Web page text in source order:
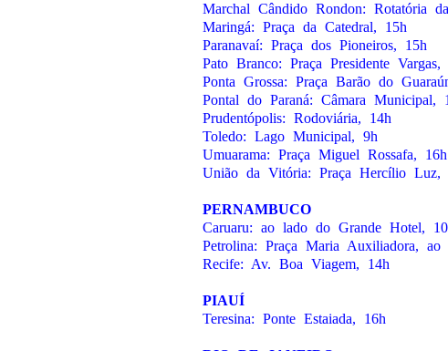
Marchal Cândido Rondon: Rotatória
Maringá: Praça da Catedral, 15h
Paranavaí: Praça dos Pioneiros, 15h
Pato Branco: Praça Presidente Vargas,
Ponta Grossa: Praça Barão do
Pontal do Paraná: Câmara Municipal,
Prudentópolis: Rodoviária, 14h
Toledo: Lago Municipal, 9h
Umuarama: Praça Miguel Rossafa, 16h
União da Vitória: Praça Hercílio Luz,
PERNAMBUCO
Caruaru: ao lado do Grande Hotel,
Petrolina: Praça Maria Auxiliadora,
Recife: Av. Boa Viagem, 14h
PIAUÍ
Teresina: Ponte Estaiada, 16h